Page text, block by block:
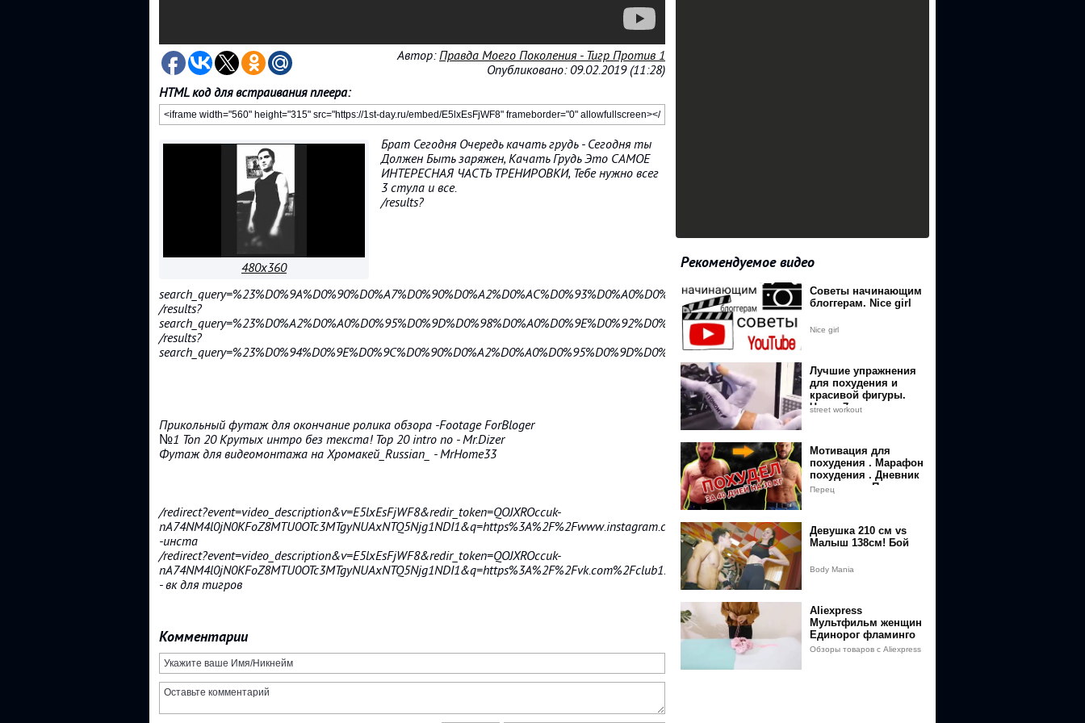
Автор:Правда Моего Поколения - Тигр Против 1
Опубликовано: 09.02.2019 (11:28)
HTML код для встраивания плеера:
480x360
Брат Сегодня Очередь качать грудь - Сегодня ты
Должен Быть заряжен, Качать Грудь Это САМОЕ
ИНТЕРЕСНАЯ ЧАСТЬ ТРЕНИРОВКИ, Тебе нужно всег
3 стула и все.
/results?
search_query=%23%D0%9A%D0%90%D0%A7%D0%90%D0%A2%D0%AC%D0%93%D0%A0%D0%A3%D0%94%D0%AC
/results?
search_query=%23%D0%A2%D0%A0%D0%95%D0%9D%D0%98%D0%A0%D0%9E%D0%92%D0%9A%D0%98
/results?
search_query=%23%D0%94%D0%9E%D0%9C%D0%90%D0%A2%D0%A0%D0%95%D0%9D%D0%98%D0%A0%D0%9E%D0%92%D0%9A%D0%98
Прикольный футаж для окончание ролика обзора -Footage ForBloger
№1 Топ 20 Крутых интро без текста! Top 20 intro no - Mr.Dizer
Футаж для видеомонтажа на Хромакей_Russian_ - MrHome33
/redirect?event=video_description&v=E5lxEsFjWF8&redir_token=QOJXROccuk-
nA74NM4l0jN0KFoZ8MTU0OTc3MTgyNUAxNTQ5Njg1NDI1&q=https%3A%2F%2Fwww.instagram.com%2Fal_0054%2F
-инста
/redirect?event=video_description&v=E5lxEsFjWF8&redir_token=QOJXROccuk-
nA74NM4l0jN0KFoZ8MTU0OTc3MTgyNUAxNTQ5Njg1NDI1&q=https%3A%2F%2Fvk.com%2Fclub154449960
- вк для тигров
Комментарии
Рекомендуемое видео
Советы начинающим
блоггерам. Nice girl
Nice girl
Лучшие упражнения
для похудения и
красивой фигуры.
Часть 7
street workout
Мотивация для
похудения . Марафон
похудения . Дневник
похудения .Похудение
Перец
Девушка 210 см vs
Малыш 138см! Бой
Body Mania
Aliexpress
Мультфильм женщин
Единорог фламинго
косметическая сумка
Обзоры товаров с Aliexpress